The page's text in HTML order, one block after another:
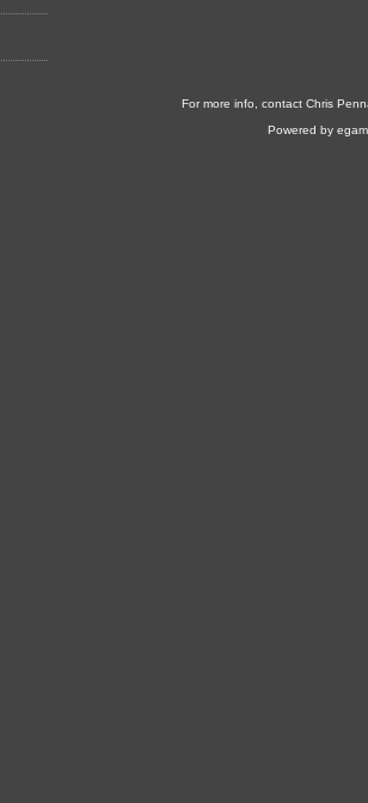
For more info, contact Chris
Powered by